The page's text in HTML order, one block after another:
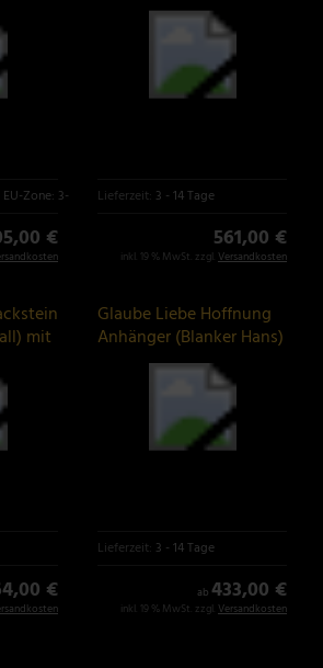
Zone: 3-6 Tage
€
Lieferzeit: 3 - 14 Tage
561,00 €
inkl. 19 % MwSt. zzgl. Versandkosten
mit
€
Glaube Liebe Hoffnung
Anhänger (Blanker Hans)
Lieferzeit: 3 - 14 Tage
ab 433,00 €
inkl. 19 % MwSt. zzgl. Versandkosten